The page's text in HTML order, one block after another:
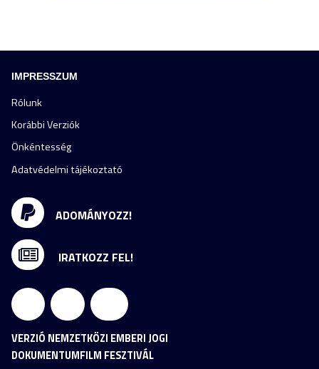
VERZIÓ NEMZETKÖZI EMBERI JOGI
DOKUMENTUMFILM FESZTIVÁL
ADOMÁNYOZZ!
IRATKOZZ FEL!
IMPRESSZUM
Rólunk
Korábbi Verziók
Önkéntesség
Adatvédelmi tájékoztató